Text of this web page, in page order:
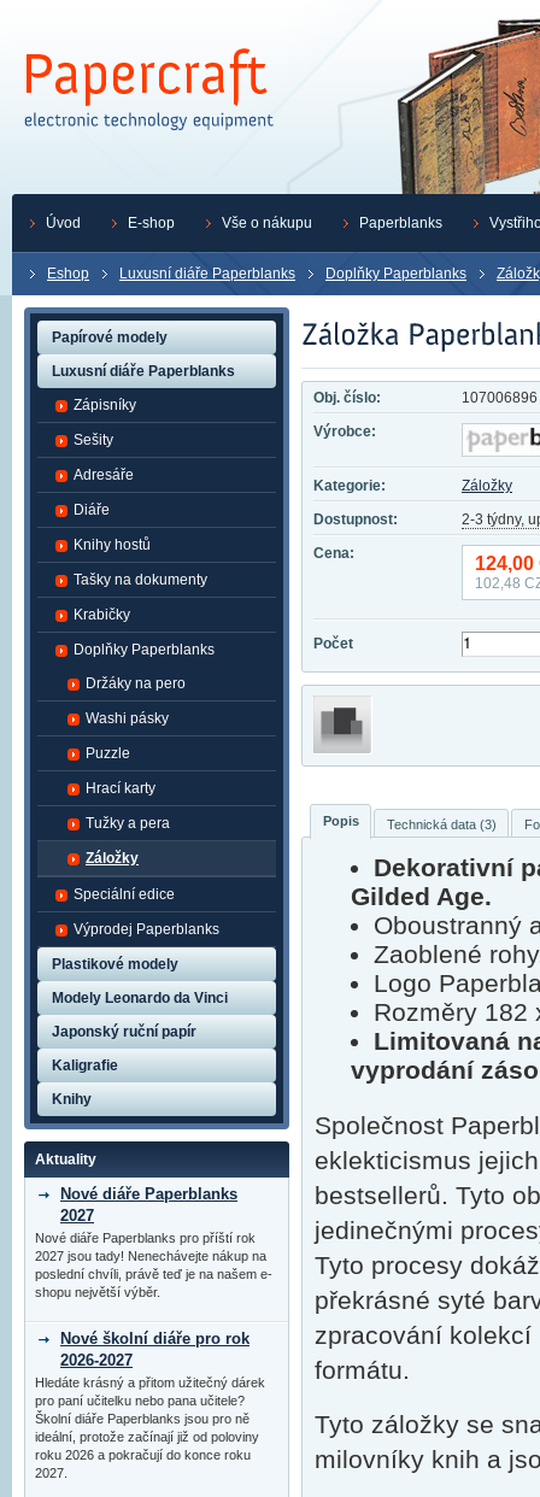
Eshop Luxusní diáře Paperblanks Doplňky Paperblanks
Obj. číslo:
107006896
Výrobce:
Kategorie:
Záložky
Dostupnost:
2-3 týdny,
Cena:
124,00
102,48
Počet
Popis Technická data (3)
Dekorativní
Gilded Age.
Oboustranný
Zaoblené
Logo
Rozměry 182
Limitovaná
vyprodání
Společnost
eklekticismus
bestsellerů. Tyto
jedinečnými
Tyto procesy
překrásné syté
zpracování kolekcí
formátu.
Tyto záložky se
milovníky knih a
Papírové modely
Luxusní diáře Paperblanks
Zápisníky
Sešity
Adresáře
Diáře
Knihy hostů
Tašky na dokumenty
Krabičky
Doplňky Paperblanks
Držáky na pero
Washi pásky
Puzzle
Hrací karty
Tužky a pera
Záložky
Speciální edice
Výprodej Paperblanks
Plastikové modely
Modely Leonardo da Vinci
Japonský ruční papír
Kaligrafie
Knihy
Aktuality
Nové diáře Paperblanks
2027
Nové diáře Paperblanks pro příští rok
2027 jsou tady! Nenechávejte nákup na
poslední chvíli, právě teď je na našem e-
shopu největší výběr.
Nové školní diáře pro rok
2026-2027
Hledáte krásný a přitom užitečný dárek
pro paní učitelku nebo pana učitele?
Školní diáře Paperblanks jsou pro ně
ideální, protože začínají již od poloviny
roku 2026 a pokračují do konce roku
2027.
Úvod E-shop Vše o nákupu Paperblanks